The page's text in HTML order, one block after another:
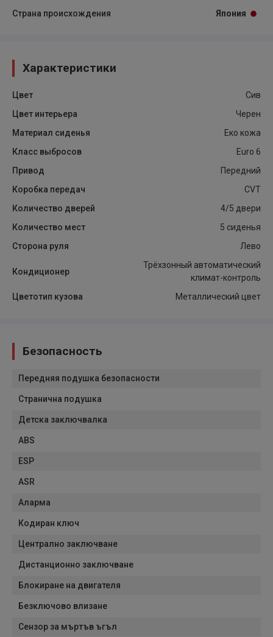
Страна происхождения
Япония
Характеристики
Цвет
Сив
Цвет интерьера
Черен
Материал сиденья
Еко кожа
Класс выбросов
Euro 6
Привод
Передний
Коробка передач
CVT
Количество дверей
4/5 двери
Количество мест
5 сиденья
Сторона руля
Лево
Кондиционер
Трёхзонный автоматический
климат-контроль
Цветотип кузова
Металлический цвет
Безопасность
Передняя подушка безопасности
Странична подушка
Детска заключвалка
ABS
ESP
ASR
Аларма
Кодиран ключ
Централно заключване
Дистанционно заключване
Блокиране на двигателя
Безключово влизане
Сензор за мъртъв ъгъл